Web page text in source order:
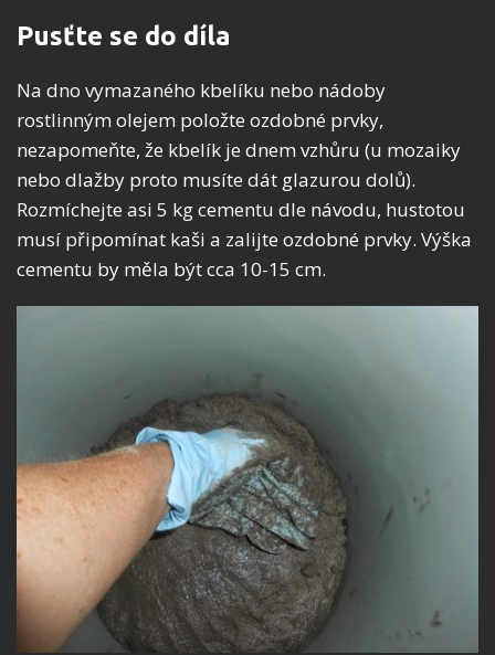
Pusťte se do díla
Na dno vymazaného kbelíku nebo nádoby
rostlinným olejem položte ozdobné prvky,
nezapomeňte, že kbelík je dnem vzhůru (u mozaiky
nebo dlažby proto musíte dát glazurou dolů).
Rozmíchejte asi 5 kg cementu dle návodu, hustotou
musí připomínat kaši a zalijte ozdobné prvky. Výška
cementu by měla být cca 10-15 cm.